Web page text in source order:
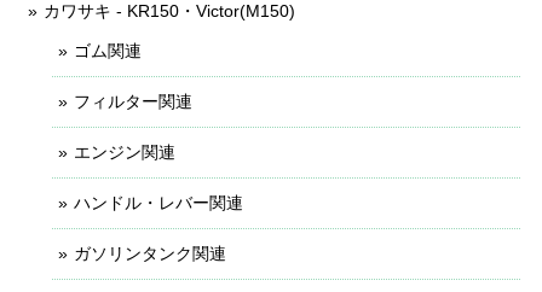
カワサキ - KR150・Victor(M150)
ゴム関連
フィルター関連
エンジン関連
ハンドル・レバー関連
ガソリンタンク関連